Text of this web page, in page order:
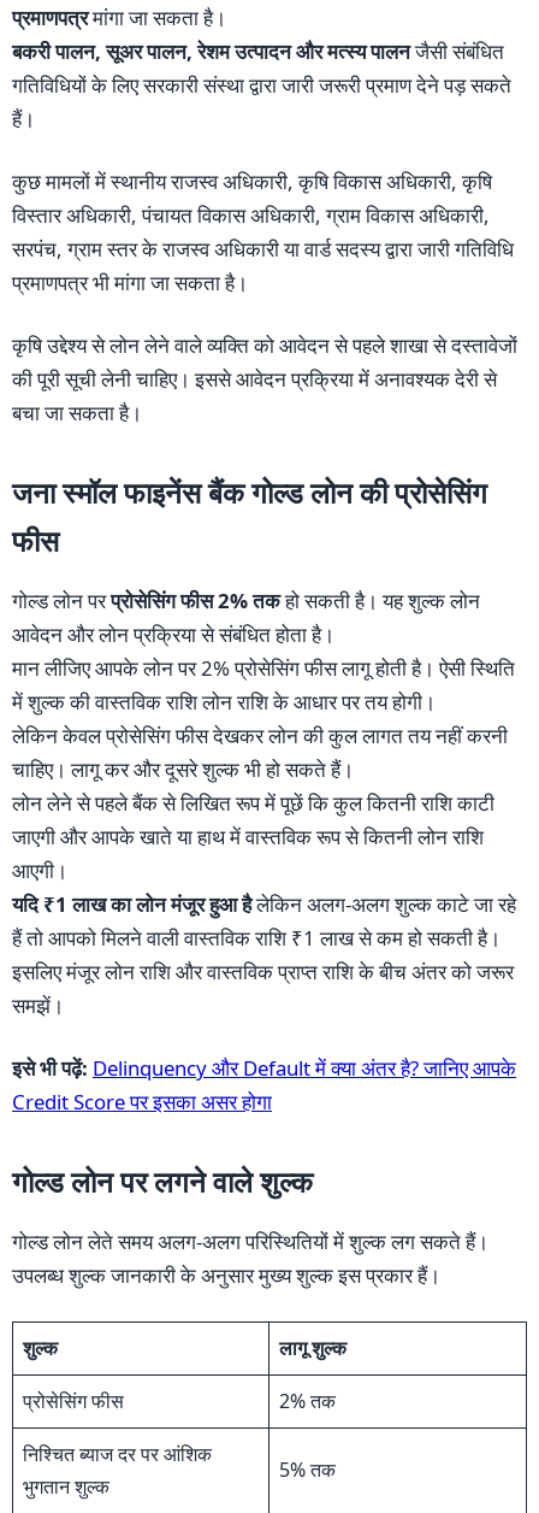
प्रमाणपत्रमांगा जा सकता है।
बकरी पालन, सूअर पालन, रेशम उत्पादन और मत्स्य पालनजैसी संबंधित
गतिविधियों के लिए सरकारी संस्था द्वारा जारी जरूरी प्रमाण देने पड़ सकते
हैं।
कुछ मामलों में स्थानीय राजस्व अधिकारी, कृषि विकास अधिकारी, कृषि
विस्तार अधिकारी, पंचायत विकास अधिकारी, ग्राम विकास अधिकारी,
सरपंच, ग्राम स्तर के राजस्व अधिकारी या वार्ड सदस्य द्वारा जारी गतिविधि
प्रमाणपत्र भी मांगा जा सकता है।
कृषि उद्देश्य से लोन लेने वाले व्यक्ति को आवेदन से पहले शाखा से दस्तावेजों
की पूरी सूची लेनी चाहिए। इससे आवेदन प्रक्रिया में अनावश्यक देरी से
बचा जा सकता है।
जना स्मॉल फाइनेंस बैंक गोल्ड लोन की प्रोसेसिंग
फीस
गोल्ड लोन परप्रोसेसिंग फीस 2% तकहो सकती है। यह शुल्क लोन
आवेदन और लोन प्रक्रिया से संबंधित होता है।
मान लीजिए आपके लोन पर 2% प्रोसेसिंग फीस लागू होती है। ऐसी स्थिति
में शुल्क की वास्तविक राशि लोन राशि के आधार पर तय होगी।
लेकिन केवल प्रोसेसिंग फीस देखकर लोन की कुल लागत तय नहीं करनी
चाहिए। लागू कर और दूसरे शुल्क भी हो सकते हैं।
लोन लेने से पहले बैंक से लिखित रूप में पूछें कि कुल कितनी राशि काटी
जाएगी और आपके खाते या हाथ में वास्तविक रूप से कितनी लोन राशि
आएगी।
यदि ₹1 लाख का लोन मंजूर हुआ हैलेकिन अलग-अलग शुल्क काटे जा रहे
हैं तो आपको मिलने वाली वास्तविक राशि ₹1 लाख से कम हो सकती है।
इसलिए मंजूर लोन राशि और वास्तविक प्राप्त राशि के बीच अंतर को जरूर
समझें।
इसे भी पढ़ें: Delinquency और Default में क्या अंतर है? जानिए आपके
Credit Score पर इसका असर होगा
गोल्ड लोन पर लगने वाले शुल्क
गोल्ड लोन लेते समय अलग-अलग परिस्थितियों में शुल्क लग सकते हैं।
उपलब्ध शुल्क जानकारी के अनुसार मुख्य शुल्क इस प्रकार हैं।
शुल्क
लागू शुल्क
प्रोसेसिंग फीस
2% तक
निश्चित ब्याज दर पर आंशिक
भुगतान शुल्क
5% तक